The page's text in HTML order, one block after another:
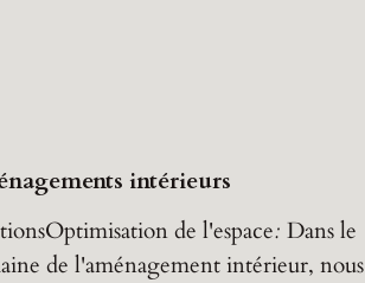
intérieurs
de l'espace: Dans le
de l'aménagement intérieur, nous